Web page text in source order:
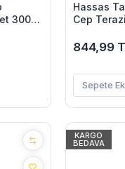
300
Hassas
Cep
844,99
Sepete
KARGO
BEDAVA